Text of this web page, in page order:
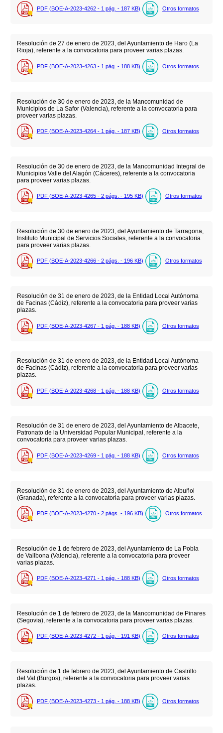
PDF (BOE-A-2023-4262 - 1 pág. - 187 KB) Otros formatos
Resolución de 27 de enero de 2023, del Ayuntamiento de Haro (La
Rioja), referente a la convocatoria para proveer varias plazas.
PDF (BOE-A-2023-4263 - 1 pág. - 188 KB) Otros formatos
Resolución de 30 de enero de 2023, de la Mancomunidad de
Municipios de La Safor (Valencia), referente a la convocatoria para
proveer varias plazas.
PDF (BOE-A-2023-4264 - 1 pág. - 187 KB) Otros formatos
Resolución de 30 de enero de 2023, de la Mancomunidad Integral de
Municipios Valle del Alagón (Cáceres), referente a la convocatoria
para proveer varias plazas.
PDF (BOE-A-2023-4265 - 2 págs. - 195 KB) Otros formatos
Resolución de 30 de enero de 2023, del Ayuntamiento de Tarragona,
Instituto Municipal de Servicios Sociales, referente a la convocatoria
para proveer varias plazas.
PDF (BOE-A-2023-4266 - 2 págs. - 196 KB) Otros formatos
Resolución de 31 de enero de 2023, de la Entidad Local Autónoma
de Facinas (Cádiz), referente a la convocatoria para proveer varias
plazas.
PDF (BOE-A-2023-4267 - 1 pág. - 188 KB) Otros formatos
Resolución de 31 de enero de 2023, de la Entidad Local Autónoma
de Facinas (Cádiz), referente a la convocatoria para proveer varias
plazas.
PDF (BOE-A-2023-4268 - 1 pág. - 188 KB) Otros formatos
Resolución de 31 de enero de 2023, del Ayuntamiento de Albacete,
Patronato de la Universidad Popular Municipal, referente a la
convocatoria para proveer varias plazas.
PDF (BOE-A-2023-4269 - 1 pág. - 188 KB) Otros formatos
Resolución de 31 de enero de 2023, del Ayuntamiento de Albuñol
(Granada), referente a la convocatoria para proveer varias plazas.
PDF (BOE-A-2023-4270 - 2 págs. - 196 KB) Otros formatos
Resolución de 1 de febrero de 2023, del Ayuntamiento de La Pobla
de Vallbona (Valencia), referente a la convocatoria para proveer
varias plazas.
PDF (BOE-A-2023-4271 - 1 pág. - 188 KB) Otros formatos
Resolución de 1 de febrero de 2023, de la Mancomunidad de Pinares
(Segovia), referente a la convocatoria para proveer varias plazas.
PDF (BOE-A-2023-4272 - 1 pág. - 191 KB) Otros formatos
Resolución de 1 de febrero de 2023, del Ayuntamiento de Castrillo
del Val (Burgos), referente a la convocatoria para proveer varias
plazas.
PDF (BOE-A-2023-4273 - 1 pág. - 188 KB) Otros formatos